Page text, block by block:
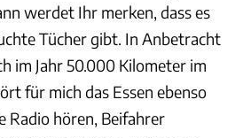
werdet Ihr merken, dass es
Tücher gibt. In Anbetracht
im Jahr 50.000 Kilometer im
für mich das Essen ebenso
Radio hören, Beifahrer